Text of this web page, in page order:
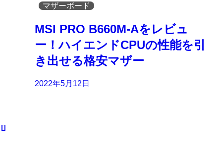
マザーボード
MSI PRO B660M-Aをレビュ
ー！ハイエンドCPUの性能を引
き出せる格安マザー
2022年5月12日